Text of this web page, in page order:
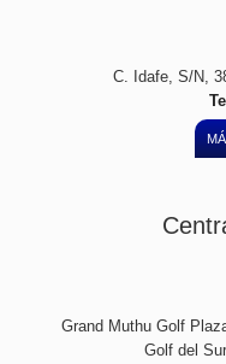
C. Idafe, S/N,
Grand Muthu Golf
Golf del